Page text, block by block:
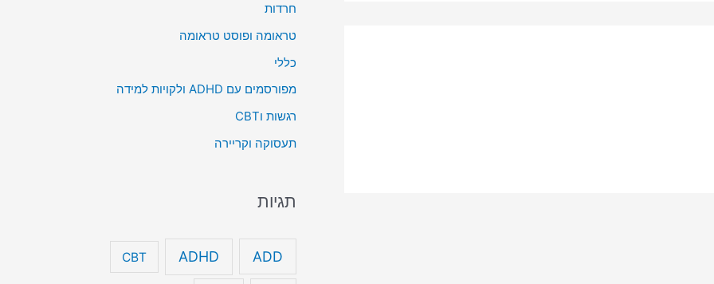
חרדות
טראומה ופוסט טראומה
כללי
מפורסמים עם ADHD ולקויות למידה
רגשות וCBT
תעסוקה וקריירה
תגיות
ADD
ADHD
CBT